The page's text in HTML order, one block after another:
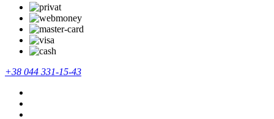
+38 044 331-15-43